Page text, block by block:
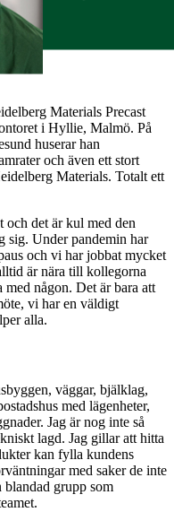
Materials Precast
i Hyllie, Malmö. På
huserar han
och även ett stort
Materials. Totalt ett
det är kul med den
sig. Under pandemin har
och vi har jobbat mycket
är nära till kollegorna
någon. Det är bara att
vi har en väldigt
alla.
väggar, bjälklag,
med lägenheter,
Jag är nog inte så
lagd. Jag gillar att hitta
kan fylla kundens
med saker de inte
blandad grupp som